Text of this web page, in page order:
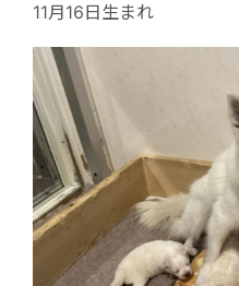
11月16日生まれ